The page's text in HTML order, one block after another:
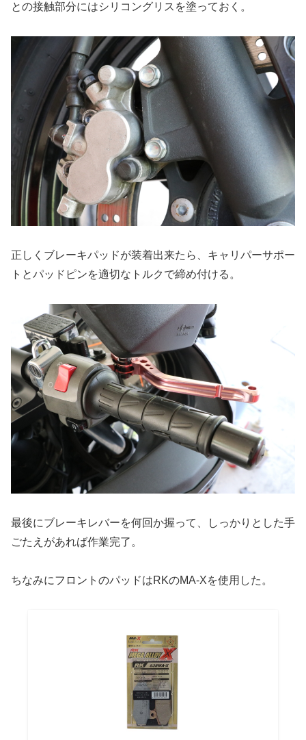
との接触部分にはシリコングリスを塗っておく。
正しくブレーキパッドが装着出来たら、キャリパーサポー
トとパッドピンを適切なトルクで締め付ける。
最後にブレーキレバーを何回か握って、しっかりとした手
ごたえがあれば作業完了。
ちなみにフロントのパッドはRKのMA-Xを使用した。